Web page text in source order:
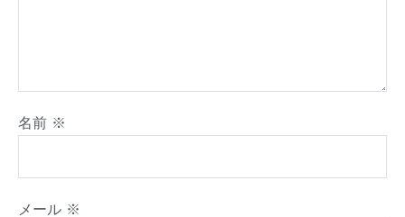
名前 ※
メール ※